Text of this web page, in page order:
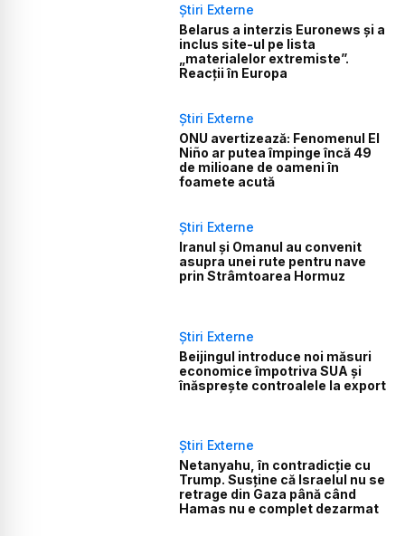
Știri Externe
Belarus a interzis Euronews și a
inclus site-ul pe lista
„materialelor extremiste”.
Reacții în Europa
Știri Externe
ONU avertizează: Fenomenul El
Niño ar putea împinge încă 49
de milioane de oameni în
foamete acută
Știri Externe
Iranul și Omanul au convenit
asupra unei rute pentru nave
prin Strâmtoarea Hormuz
Știri Externe
Beijingul introduce noi măsuri
economice împotriva SUA și
înăsprește controalele la export
Știri Externe
Netanyahu, în contradicție cu
Trump. Susține că Israelul nu se
retrage din Gaza până când
Hamas nu e complet dezarmat